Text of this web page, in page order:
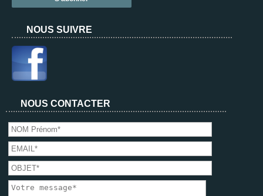
NOUS SUIVRE
NOUS CONTACTER